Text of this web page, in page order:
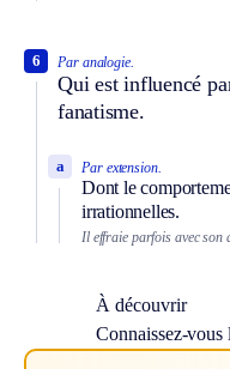
Par analogie.
Qui est influencé
fanatisme.
6
Par extension.
Dont le
irrationnelles.
a
Il effraie parfois avec son
À découvrir
Connaissez-